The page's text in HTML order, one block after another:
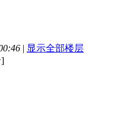
| 显示全部楼层